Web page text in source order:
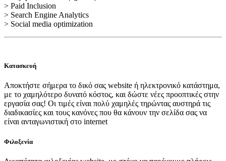
> Paid Inclusion
> Search Engine Analytics
> Social media optimization
Κατασκευή
Αποκτήστε σήμερα το δικό σας website ή ηλεκτρονικό κατάστημα,
με το χαμηλότερο δυνατό κόστος, και δώστε νέες προοπτικές στην
εργασία σας! Οι τιμές είναι πολύ χαμηλές τηρώντας αυστηρά τις
διαδικασίες και τους κανόνες που θα κάνουν την σελίδα σας να
είναι ανταγωνιστική στο internet
Φιλοξενία